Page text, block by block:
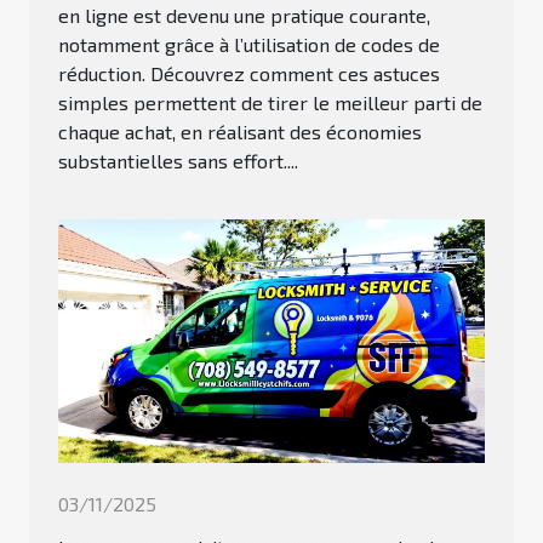
en ligne est devenu une pratique courante,
notamment grâce à l’utilisation de codes de
réduction. Découvrez comment ces astuces
simples permettent de tirer le meilleur parti de
chaque achat, en réalisant des économies
substantielles sans effort....
03/11/2025